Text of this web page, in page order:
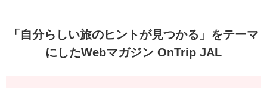
「自分らしい旅のヒントが見つかる」をテーマ
にしたWebマガジン OnTrip JAL